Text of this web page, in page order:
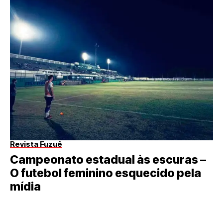
Revista Fuzuê
Campeonato estadual às escuras –
O futebol feminino esquecido pela
mídia